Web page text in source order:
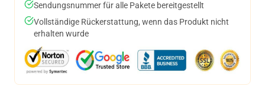
Sendungsnummer für alle Pakete bereitgestellt
Vollständige Rückerstattung, wenn das Produkt nicht
erhalten wurde